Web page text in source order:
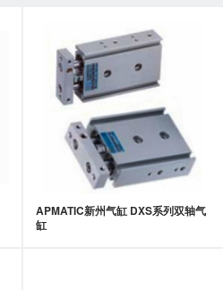
APMATIC新州气缸 DXS系列双轴气
缸